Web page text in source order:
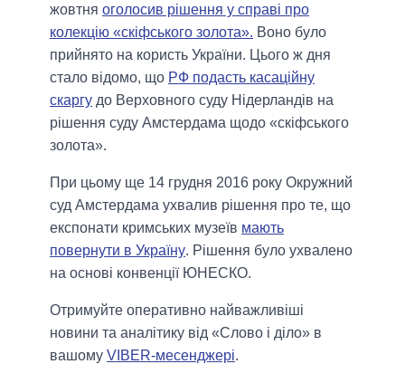
жовтня оголосив рішення у справі про
колекцію «скіфського золота». Воно було
прийнято на користь України. Цього ж дня
стало відомо, що РФ подасть касаційну
скаргу до Верховного суду Нідерландів на
рішення суду Амстердама щодо «скіфського
золота».
При цьому ще 14 грудня 2016 року Окружний
суд Амстердама ухвалив рішення про те, що
експонати кримських музеїв мають
повернути в Україну. Рішення було ухвалено
на основі конвенції ЮНЕСКО.
Отримуйте оперативно найважливіші
новини та аналітику від «Слово і діло» в
вашому VIBER-месенджері.